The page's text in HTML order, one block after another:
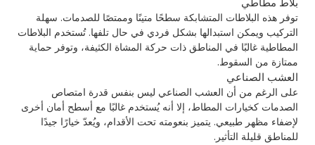
توفر هذه البلاطات المتشابكة سطحًا متينًا وممتصًا للصدمات. سهلة
التركيب ويمكن استبدالها بشكل فردي في حال تلفها. تُستخدم البلاطات
المطاطية غالبًا في المناطق ذات حركة المشاة الكثيفة، وتوفر حماية
ممتازة من السقوط.
العشب الصناعي
على الرغم من أن العشب الصناعي ليس بنفس قدرة امتصاص
الصدمات كخيارات المطاط، إلا أنه يُستخدم غالبًا مع أسطح أمان أخرى
لإضفاء مظهر طبيعي. يتميز بنعومته تحت الأقدام، ويُعدّ خيارًا جيدًا
للمناطق قليلة التأثير.